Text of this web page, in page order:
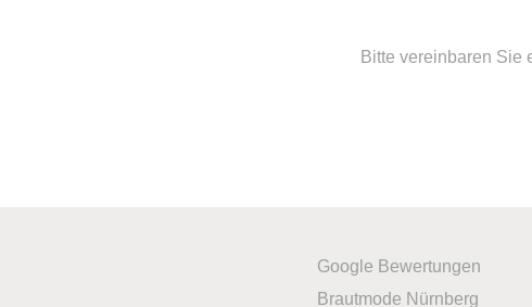
Bitte vereinbaren Sie
Google Bewertungen
Brautmode Nürnberg